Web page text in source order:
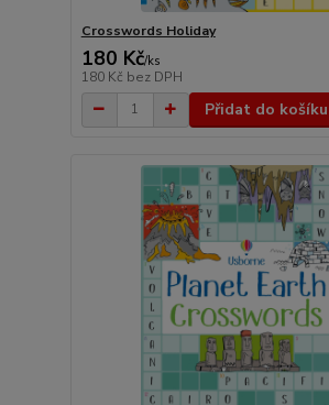
Crosswords Holiday
180 Kč/ks
180 Kč bez DPH
Přidat do košíku